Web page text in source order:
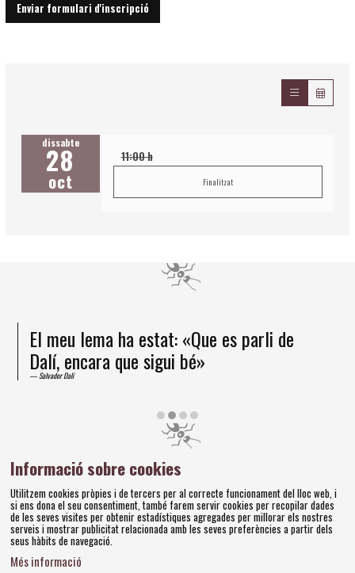
Enviar formulari d'inscripció
dissabte
28
oct
11:00 h
Finalitzat
El meu lema ha estat: «Que es parli de
Dalí, encara que sigui bé»
Salvador Dalí
Amics dels Museus Dalí | Pujada del Castell, 28 | 17600
Figueres
Tel. 972 677 520 |amics@fundaciodali.org
Sitemap | Avís Legal | Ús de Cookies | Política de privacitat |
Contacteu | Bases concursos
Informació sobre cookies
Utilitzem cookies pròpies i de tercers per al correcte funcionament del lloc web, i
si ens dona el seu consentiment, també farem servir cookies per recopilar dades
de les seves visites per obtenir estadístiques agregades per millorar els nostres
serveis i mostrar publicitat relacionada amb les seves preferències a partir dels
seus hàbits de navegació.
Més informació